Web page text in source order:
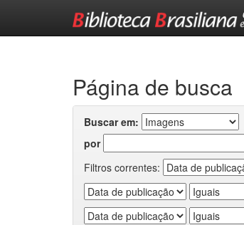
Página de busca
Buscar em:
por
Filtros correntes: